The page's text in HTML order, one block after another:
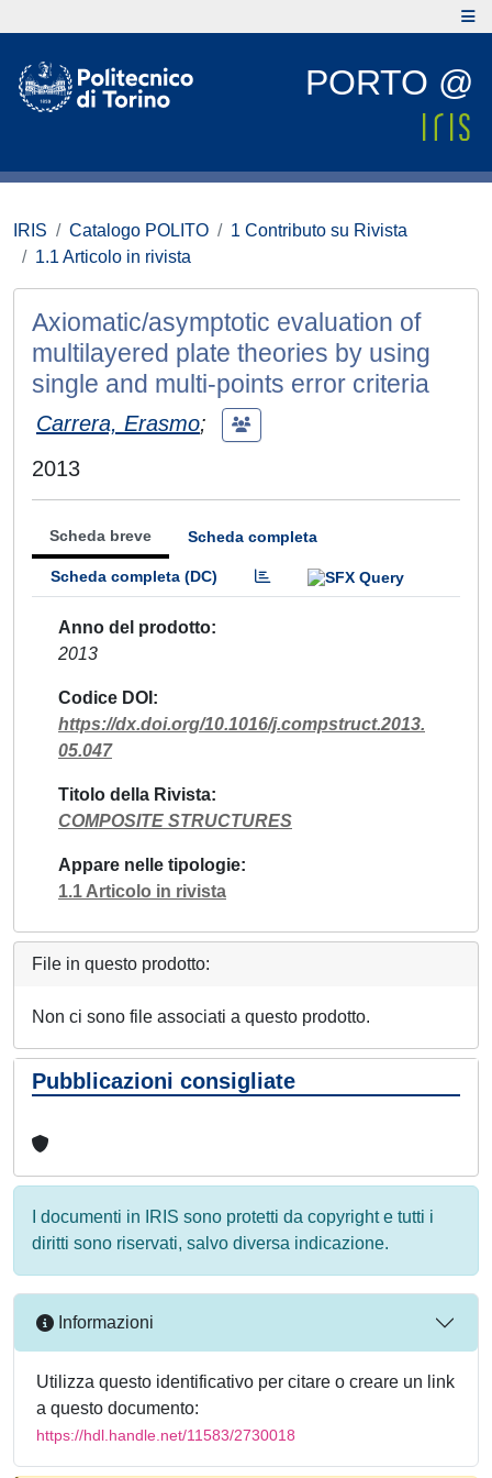
PORTO @
IRIS Catalogo POLITO
1 Contributo su Rivista
1.1 Articolo in rivista
Axiomatic/asymptotic evaluation of
multilayered plate theories by using
single and multi-points error criteria
Carrera, Erasmo;
2013
Scheda breve Scheda completa
Scheda completa (DC)
Anno del prodotto
2013
Codice DOI
https://dx.doi.org/10.1016/j.compstruct.2013.
05.047
Titolo della Rivista
COMPOSITE STRUCTURES
Appare nelle tipologie
1.1 Articolo in rivista
File in questo prodotto:
Non ci sono file associati a questo prodotto.
Pubblicazioni consigliate
I documenti in IRIS sono protetti da copyright e tutti i
diritti sono riservati, salvo diversa indicazione.
Informazioni
Utilizza questo identificativo per citare o creare un link
a questo documento:
https://hdl.handle.net/11583/2730018